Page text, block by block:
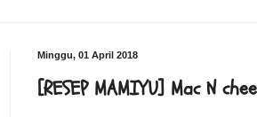
Minggu, 01 April 2018
[RESEP MAMIYU] Mac N